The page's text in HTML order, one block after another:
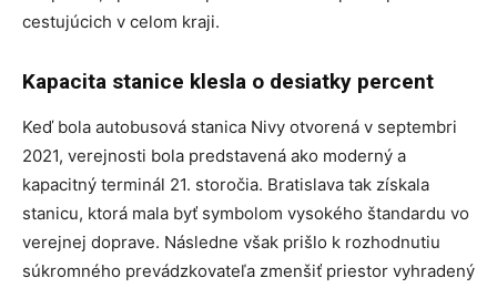
cestujúcich v celom kraji.
Kapacita stanice klesla o desiatky percent
Keď bola autobusová stanica Nivy otvorená v septembri
2021, verejnosti bola predstavená ako moderný a
kapacitný terminál 21. storočia. Bratislava tak získala
stanicu, ktorá mala byť symbolom vysokého štandardu vo
verejnej doprave. Následne však prišlo k rozhodnutiu
súkromného prevádzkovateľa zmenšiť priestor vyhradený